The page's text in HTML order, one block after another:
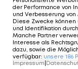
In einer
später seine
besten Spieler
FIFA sei jedoch
der Performance von
und Verbesserung
Diese Zwecke
und Identifikation
Manche Partner
Interesse als
dazu, sowie die
verfügbar: unsere 186
Impressum|